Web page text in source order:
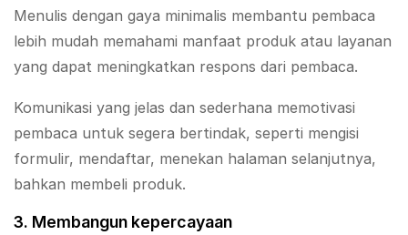
Menulis dengan gaya minimalis membantu pembaca
lebih mudah memahami manfaat produk atau layanan
yang dapat meningkatkan respons dari pembaca.
Komunikasi yang jelas dan sederhana memotivasi
pembaca untuk segera bertindak, seperti mengisi
formulir, mendaftar, menekan halaman selanjutnya,
bahkan membeli produk.
3. Membangun kepercayaan